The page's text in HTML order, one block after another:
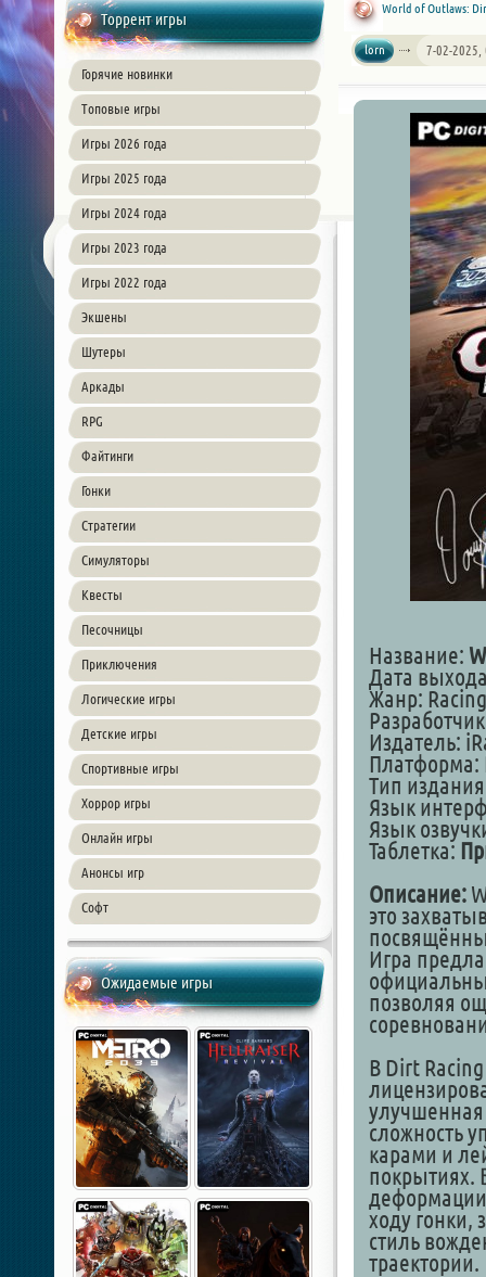
Торрент игры
Горячие новинки
Топовые игры
Игры 2026 года
Игры 2025 года
Игры 2024 года
Игры 2023 года
Игры 2022 года
Экшены
Шутеры
Аркады
RPG
Файтинги
Гонки
Стратегии
Симуляторы
Квесты
Песочницы
Приключения
Логические игры
Детские игры
Спортивные игры
Хоррор игры
Онлайн игры
Анонсы игр
Софт
Ожидаемые игры
World of Outlaws:
lorn 7-02-2025,
Название:
Дата
Жанр:
Издатель:
Платформа:
Тип
Язык
Язык
Таблетка:
Описание:
это
Игра
позволяя
В Dirt
сложность
карами и
покрытиях.
ходу гонки,
стиль
траектории.